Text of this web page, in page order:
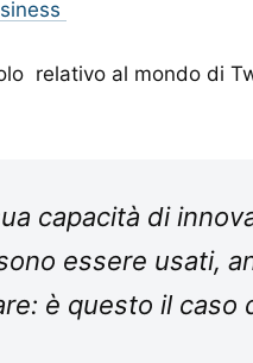
relativo al mondo di
capacità di
essere usati,
è questo il caso